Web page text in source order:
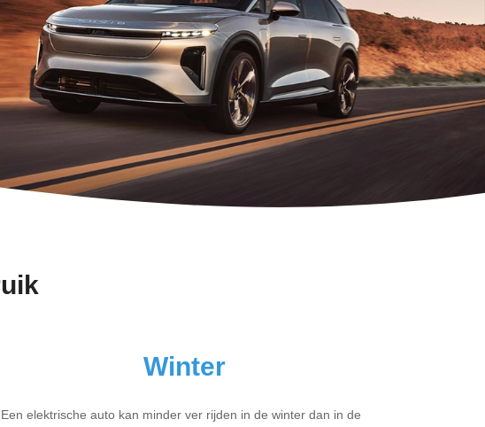
Winter
Een elektrische auto kan minder ver rijden in de winter dan in de